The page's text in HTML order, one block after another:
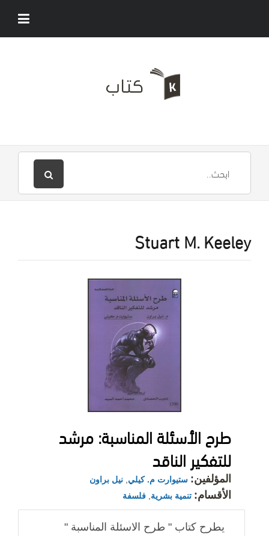
Stuart M. Keeley
طرح الأسئلة المناسبة: مرشد
للتفكير الناقد
المؤلفين: ستيوارت م. كيلي نيل براون
الأقسام: تنمية بشرية فلسفة
يطرح كتاب " طرح الاسئلة المناسبة "